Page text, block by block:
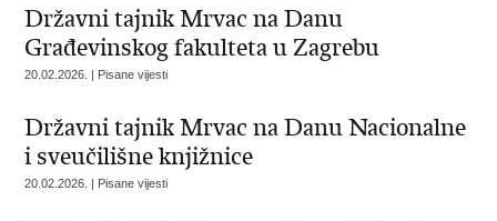
Državni tajnik Mrvac na Danu
Građevinskog fakulteta u Zagrebu
20.02.2026. | Pisane vijesti
Državni tajnik Mrvac na Danu Nacionalne
i sveučilišne knjižnice
20.02.2026. | Pisane vijesti